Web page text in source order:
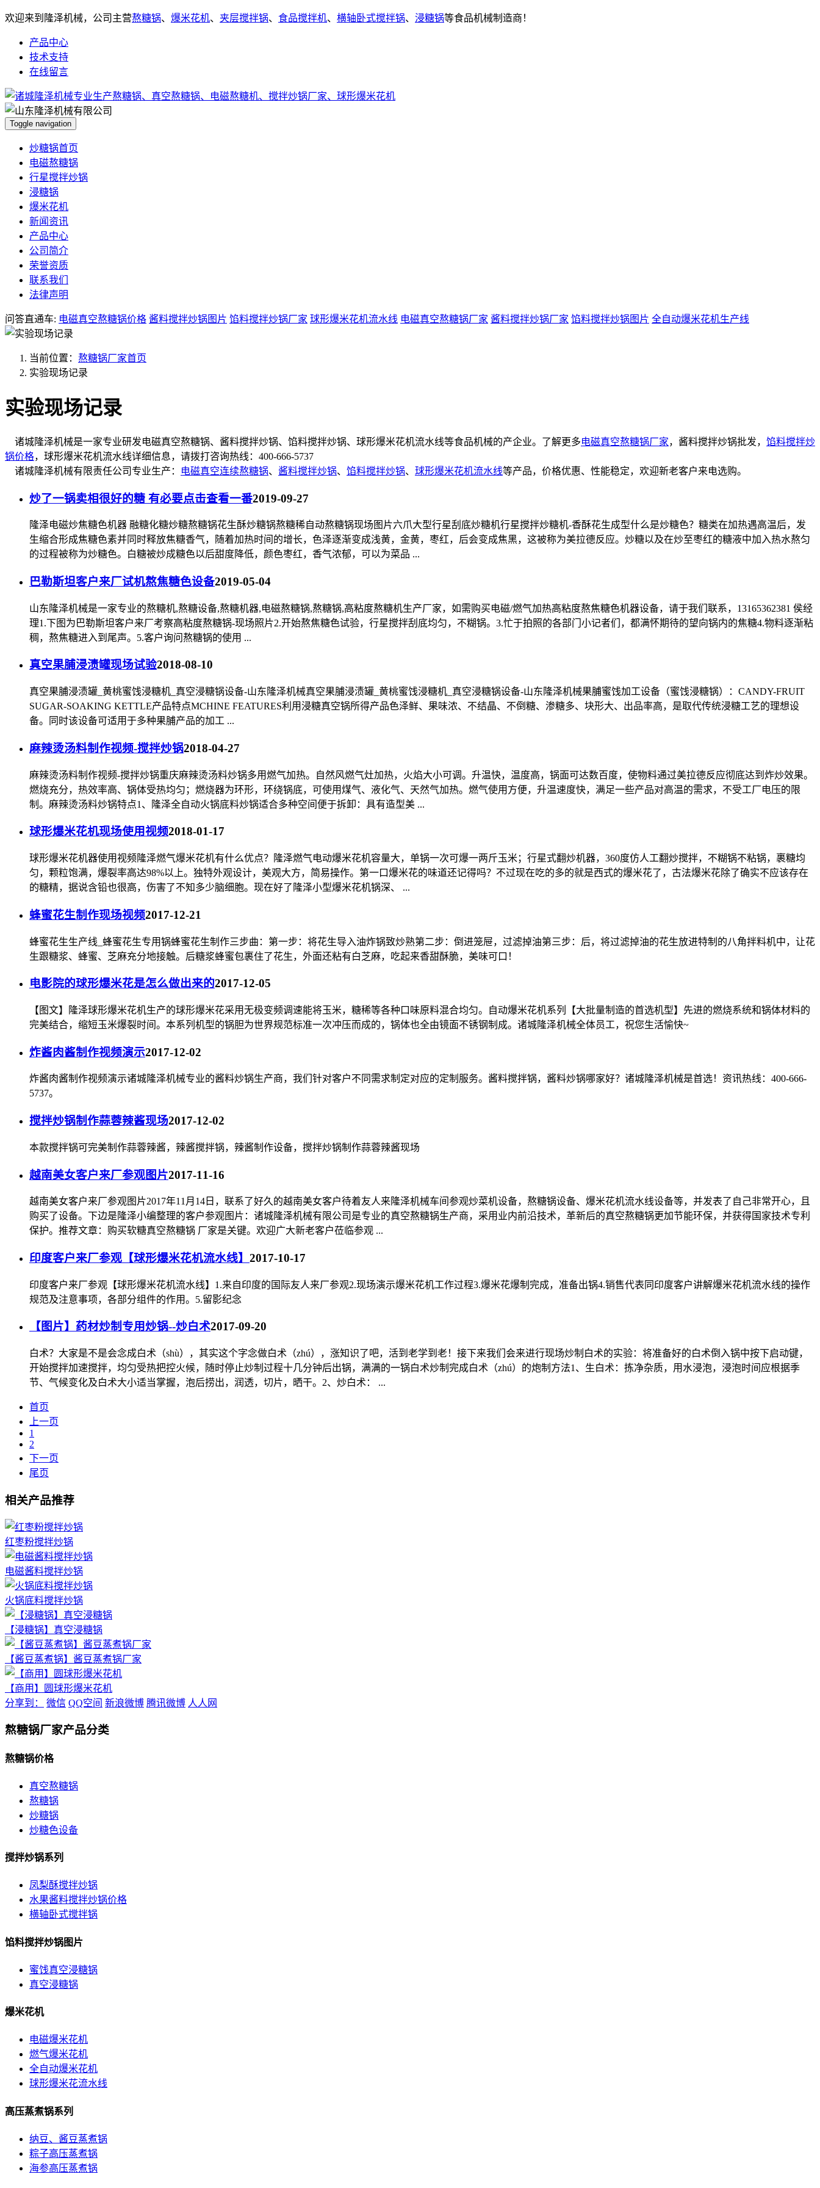
欢迎来到隆泽机械，公司主营熬糖锅、 爆米花机、 夹层搅拌锅、 食品搅拌机、 横轴卧式搅拌锅、 浸糖锅等食品机械制造商！
产品中心
技术支持
在线留言
Toggle navigation
炒糖锅首页
电磁熬糖锅
行星搅拌炒锅
浸糖锅
爆米花机
新闻资讯
产品中心
公司简介
荣誉资质
联系我们
法律声明
问答直通车: 电磁真空熬糖锅价格 酱料搅拌炒锅图片 馅料搅拌炒锅厂家 球形爆米花机流水线 电磁真空熬糖锅厂家 酱料搅拌炒锅厂家 馅料搅拌炒锅图片 全自动爆米花机生产线
当前位置： 熬糖锅厂家首页
实验现场记录
实验现场记录
诸城隆泽机械是一家专业研发电磁真空熬糖锅、酱料搅拌炒锅、馅料搅拌炒锅、球形爆米花机流水线等食品机械的产企业。了解更多电磁真空熬糖锅厂家，酱料搅拌炒锅批发， 馅料搅拌炒
锅价格，球形爆米花机流水线详细信息，请拨打咨询热线：400-666-5737
诸城隆泽机械有限责任公司专业生产：
电磁真空连续熬糖锅、 酱料搅拌炒锅、 馅料搅拌炒锅、 球形爆米花机流水线等产品，价格优惠、性能稳定，欢迎新老客户来电选购。
炒了一锅卖相很好的糖 有必要点击查看一番2019-09-27
隆泽电磁炒焦糖色机器 融糖化糖炒糖熬糖锅花生酥炒糖锅熬糖稀自动熬糖锅现场图片六爪大型行星刮底炒糖机行星搅拌炒糖机-香酥花生成型什么是炒糖色？糖类在加热遇高温后，发
生缩合形成焦糖色素并同时释放焦糖香气，随着加热时间的增长，色泽逐渐变成浅黄，金黄，枣红，后会变成焦黑，这被称为美拉德反应。炒糖以及在炒至枣红的糖液中加入热水熬匀
的过程被称为炒糖色。白糖被炒成糖色以后甜度降低，颜色枣红，香气浓郁，可以为菜品 ...
巴勒斯坦客户来厂试机熬焦糖色设备2019-05-04
山东隆泽机械是一家专业的熬糖机,熬糖设备,熬糖机器,电磁熬糖锅,熬糖锅,高粘度熬糖机生产厂家，如需购买电磁/燃气加热高粘度熬焦糖色机器设备，请于我们联系，13165362381 侯经
理1.下图为巴勒斯坦客户来厂考察高粘度熬糖锅-现场照片2.开始熬焦糖色试验，行星搅拌刮底均匀，不糊锅。3.忙于拍照的各部门小记者们，都满怀期待的望向锅内的焦糖4.物料逐渐粘
稠，熬焦糖进入到尾声。5.客户询问熬糖锅的使用 ...
真空果脯浸渍罐现场试验2018-08-10
真空果脯浸渍罐_黄桃蜜饯浸糖机_真空浸糖锅设备-山东隆泽机械真空果脯浸渍罐_黄桃蜜饯浸糖机_真空浸糖锅设备-山东隆泽机械果脯蜜饯加工设备（蜜饯浸糖锅）：CANDY-FRUIT
SUGAR-SOAKING KETTLE产品特点MCHINE FEATURES利用浸糖真空锅所得产品色泽鲜、果味浓、不结晶、不倒糖、渗糖多、块形大、出品率高，是取代传统浸糖工艺的理想设
备。同时该设备可适用于多种果脯产品的加工 ...
麻辣烫汤料制作视频-搅拌炒锅2018-04-27
麻辣烫汤料制作视频-搅拌炒锅重庆麻辣烫汤料炒锅多用燃气加热。自然风燃气灶加热，火焰大小可调。升温快，温度高，锅面可达数百度，使物料通过美拉德反应彻底达到炸炒效果。
燃烧充分，热效率高、锅体受热均匀；燃烧器为环形，环绕锅底，可使用煤气、液化气、天然气加热。燃气使用方便，升温速度快，满足一些产品对高温的需求，不受工厂电压的限
制。麻辣烫汤料炒锅特点1、隆泽全自动火锅底料炒锅适合多种空间便于拆卸：具有造型美 ...
球形爆米花机现场使用视频2018-01-17
球形爆米花机器使用视频隆泽燃气爆米花机有什么优点？隆泽燃气电动爆米花机容量大，单锅一次可爆一两斤玉米；行星式翻炒机器，360度仿人工翻炒搅拌，不糊锅不粘锅，裹糖均
匀，颗粒饱满，爆裂率高达98%以上。独特外观设计，美观大方，简易操作。第一口爆米花的味道还记得吗？不过现在吃的多的就是西式的爆米花了，古法爆米花除了确实不应该存在
的糖精，据说含铅也很高，伤害了不知多少脑细胞。现在好了隆泽小型爆米花机锅深、 ...
蜂蜜花生制作现场视频2017-12-21
蜂蜜花生生产线_蜂蜜花生专用锅蜂蜜花生制作三步曲：第一步：将花生导入油炸锅致炒熟第二步：倒进笼屉，过滤掉油第三步：后，将过滤掉油的花生放进特制的八角拌料机中，让花
生跟糖浆、蜂蜜、芝麻充分地接触。后糖浆蜂蜜包裹住了花生，外面还粘有白芝麻，吃起来香甜酥脆，美味可口！
电影院的球形爆米花是怎么做出来的2017-12-05
【图文】隆泽球形爆米花机生产的球形爆米花采用无极变频调速能将玉米，糖稀等各种口味原料混合均匀。自动爆米花机系列【大批量制造的首选机型】先进的燃烧系统和锅体材料的
完美结合，缩短玉米爆裂时间。本系列机型的锅胆为世界规范标准一次冲压而成的，锅体也全由镜面不锈钢制成。诸城隆泽机械全体员工，祝您生活愉快~
炸酱肉酱制作视频演示2017-12-02
炸酱肉酱制作视频演示诸城隆泽机械专业的酱料炒锅生产商，我们针对客户不同需求制定对应的定制服务。酱料搅拌锅，酱料炒锅哪家好？诸城隆泽机械是首选！资讯热线：400-666-
5737。
搅拌炒锅制作蒜蓉辣酱现场2017-12-02
本款搅拌锅可完美制作蒜蓉辣酱，辣酱搅拌锅，辣酱制作设备，搅拌炒锅制作蒜蓉辣酱现场
越南美女客户来厂参观图片2017-11-16
越南美女客户来厂参观图片2017年11月14日，联系了好久的越南美女客户待着友人来隆泽机械车间参观炒菜机设备，熬糖锅设备、爆米花机流水线设备等，并发表了自己非常开心，且
购买了设备。下边是隆泽小编整理的客户参观图片：诸城隆泽机械有限公司是专业的真空熬糖锅生产商，采用业内前沿技术，革新后的真空熬糖锅更加节能环保，并获得国家技术专利
保护。推荐文章：购买软糖真空熬糖锅 厂家是关键。欢迎广大新老客户莅临参观 ...
印度客户来厂参观【球形爆米花机流水线】 2017-10-17
印度客户来厂参观【球形爆米花机流水线】1.来自印度的国际友人来厂参观2.现场演示爆米花机工作过程3.爆米花爆制完成，准备出锅4.销售代表同印度客户讲解爆米花机流水线的操作
规范及注意事项，各部分组件的作用。5.留影纪念
【图片】药材炒制专用炒锅--炒白术2017-09-20
白术？大家是不是会念成白术（shù），其实这个字念做白术（zhú），涨知识了吧，活到老学到老！接下来我们会来进行现场炒制白术的实验：将准备好的白术倒入锅中按下启动键，
开始搅拌加速搅拌，均匀受热把控火候，随时停止炒制过程十几分钟后出锅，满满的一锅白术炒制完成白术（zhú）的炮制方法1、生白术：拣净杂质，用水浸泡，浸泡时间应根据季
节、气候变化及白术大小适当掌握，泡后捞出，润透，切片，晒干。2、炒白术： ...
首页
上一页
1
2
下一页
尾页
相关产品推荐
红枣粉搅拌炒锅
电磁酱料搅拌炒锅
火锅底料搅拌炒锅
【浸糖锅】真空浸糖锅
【酱豆蒸煮锅】酱豆蒸煮锅厂家
【商用】圆球形爆米花机
分享到：
微信 QQ空间 新浪微博 腾讯微博 人人网
熬糖锅厂家产品分类
熬糖锅价格
真空熬糖锅
熬糖锅
炒糖锅
炒糖色设备
搅拌炒锅系列
凤梨酥搅拌炒锅
水果酱料搅拌炒锅价格
横轴卧式搅拌锅
馅料搅拌炒锅图片
蜜饯真空浸糖锅
真空浸糖锅
爆米花机
电磁爆米花机
燃气爆米花机
全自动爆米花机
球形爆米花流水线
高压蒸煮锅系列
纳豆、酱豆蒸煮锅
粽子高压蒸煮锅
海参高压蒸煮锅